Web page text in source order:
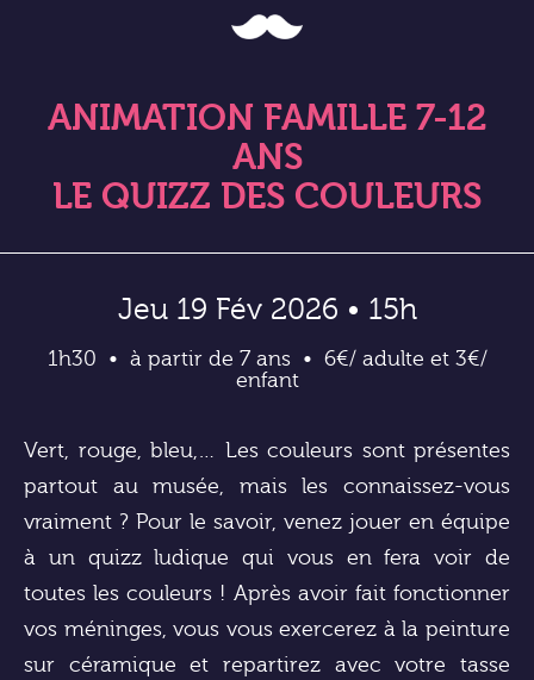
ANIMATION FAMILLE 7-12
ANS
LE QUIZZ DES COULEURS
Jeu 19 Fév 2026 • 15h
1h30 à partir de 7 ans
6€/ adulte et 3€/
enfant
Vert, rouge, bleu,… Les couleurs sont présentes
partout au musée, mais les connaissez-vous
vraiment ? Pour le savoir, venez jouer en équipe
à un quizz ludique qui vous en fera voir de
toutes les couleurs ! Après avoir fait fonctionner
vos méninges, vous vous exercerez à la peinture
sur céramique et repartirez avec votre tasse